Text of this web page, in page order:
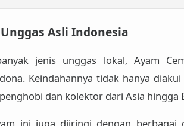
Asli Indonesia
jenis unggas lokal, Ayam
. Keindahannya tidak hanya
dan kolektor dari Asia hingga